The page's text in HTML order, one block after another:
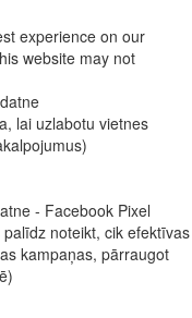
experience on our
website may not
lai uzlabotu vietnes
- Facebook Pixel
noteikt, cik efektīvas
kampaņas, pārraugot